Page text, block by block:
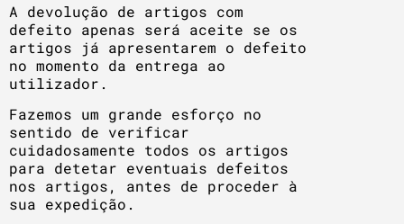
A devolução de artigos com
defeito apenas será aceite se os
artigos já apresentarem o defeito
no momento da entrega ao
utilizador.
Fazemos um grande esforço no
sentido de verificar
cuidadosamente todos os artigos
para detetar eventuais defeitos
nos artigos, antes de proceder à
sua expedição.